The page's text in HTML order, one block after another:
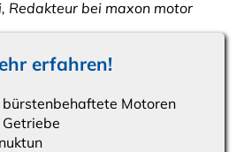
Redakteur bei maxon motor
erfahren!
Motoren